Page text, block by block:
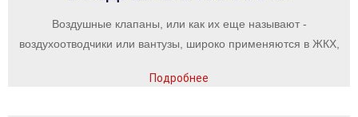
Воздушные клапаны, или как их еще называют -
воздухоотводчики или вантузы, широко применяются в ЖКХ,
Подробнее